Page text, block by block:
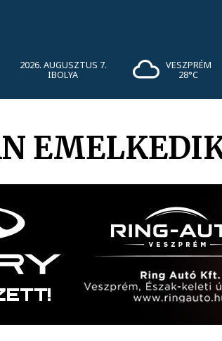
2026. AUGUSZTUS 7.
IBOLYA
VESZPRÉM
28°C